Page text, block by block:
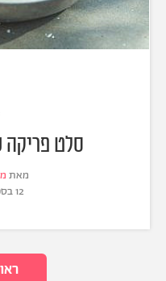
סלט פריקה
מאת
12 בספטמבר 2021